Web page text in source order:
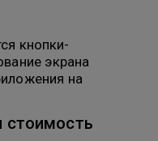
кнопки-
экрана
на
стоимость